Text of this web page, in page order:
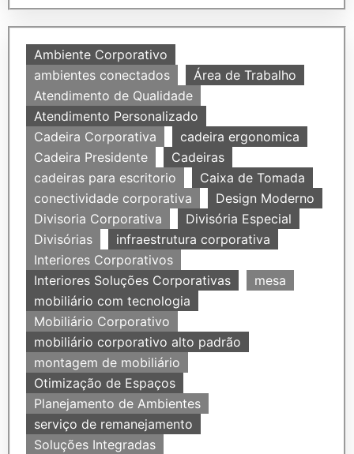
Ambiente Corporativo
ambientes conectados
Área de Trabalho
Atendimento de Qualidade
Atendimento Personalizado
Cadeira Corporativa
cadeira ergonomica
Cadeira Presidente
Cadeiras
cadeiras para escritorio
Caixa de Tomada
conectividade corporativa
Design Moderno
Divisoria Corporativa
Divisória Especial
Divisórias
infraestrutura corporativa
Interiores Corporativos
Interiores Soluções Corporativas
mesa
mobiliário com tecnologia
Mobiliário Corporativo
mobiliário corporativo alto padrão
montagem de mobiliário
Otimização de Espaços
Planejamento de Ambientes
serviço de remanejamento
Soluções Integradas